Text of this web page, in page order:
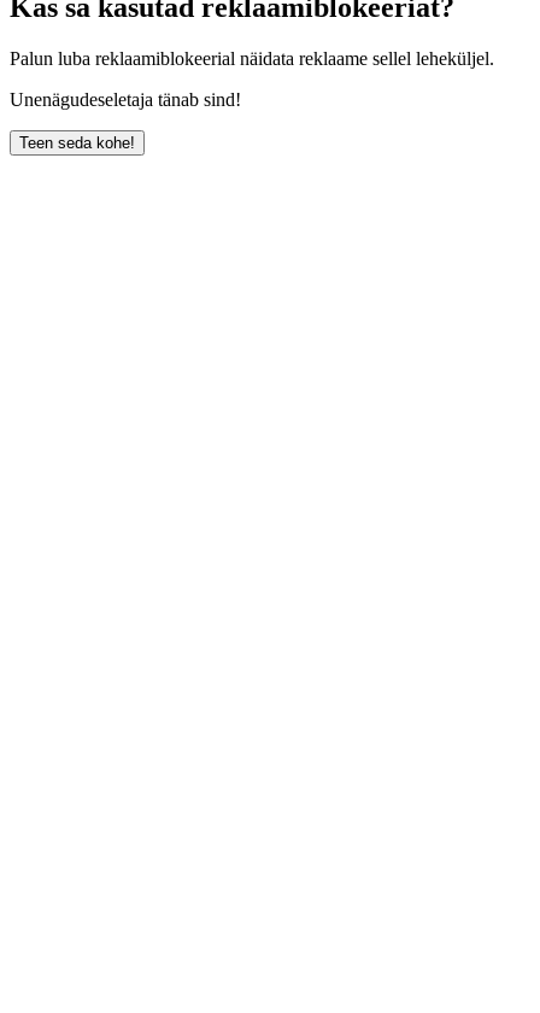
Kas sa kasutad reklaamiblokeeriat?
Palun luba reklaamiblokeerial näidata reklaame sellel leheküljel.
Unenägudeseletaja tänab sind!
Teen seda kohe!